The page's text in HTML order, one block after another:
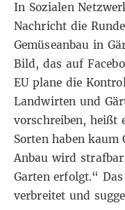
In Sozialen
Nachricht die
Gemüseanbau in
Bild, das auf
EU plane die
Landwirten und
vorschreiben, heißt
Sorten haben kaum
Anbau wird
Garten erfolgt.“
verbreitet und